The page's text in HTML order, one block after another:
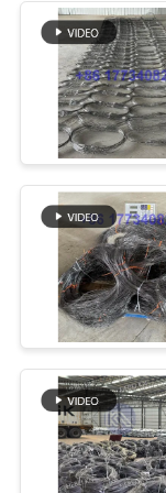
Anti-
MZP